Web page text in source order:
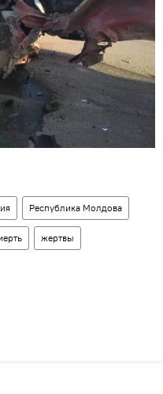
Республика Молдова
жертвы